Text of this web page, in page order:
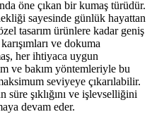
öne çıkan bir kumaş türüdür.
sayesinde günlük hayattan
tasarım ürünlere kadar geniş
ve dokuma
her ihtiyaca uygun
ve bakım yöntemleriyle bu
seviyeye çıkarılabilir.
şıklığını ve işlevselliğini
devam eder.